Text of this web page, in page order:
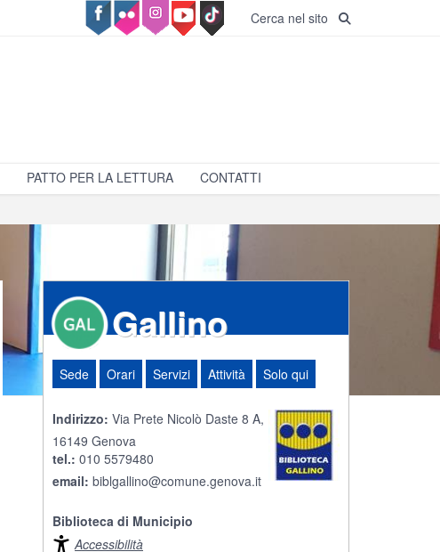
Cerca nel sito
PATTO PER LA LETTURA CONTATTI
Gallino
Sede Orari Servizi Attività Solo qui
Indirizzo: Via Prete Nicolò Daste 8 A,
16149 Genova
tel.: 010 5579480
email: biblgallino@comune.genova.it
Biblioteca di Municipio
Accessibilità